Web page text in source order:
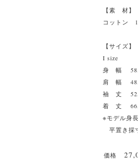
【素 材】
コットン
【サイズ】
I size
身 幅
肩 幅
袖 丈
着 丈
※モデル身
平置き採
価格